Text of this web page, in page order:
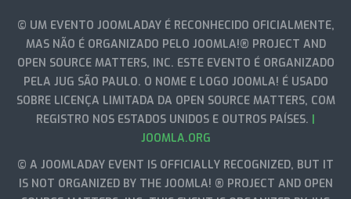
© UM EVENTO JOOMLADAY É RECONHECIDO OFICIALMENTE,
MAS NÃO É ORGANIZADO PELO JOOMLA!® PROJECT AND
OPEN SOURCE MATTERS, INC. ESTE EVENTO É ORGANIZADO
PELA JUG SÃO PAULO. O NOME E LOGO JOOMLA! É USADO
SOBRE LICENÇA LIMITADA DA OPEN SOURCE MATTERS, COM
REGISTRO NOS ESTADOS UNIDOS E OUTROS PAÍSES. |
JOOMLA.ORG
© A JOOMLADAY EVENT IS OFFICIALLY RECOGNIZED, BUT IT
IS NOT ORGANIZED BY THE JOOMLA! ® PROJECT AND OPEN